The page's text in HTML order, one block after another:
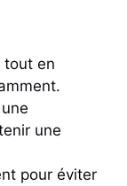
tout en
une
pour éviter